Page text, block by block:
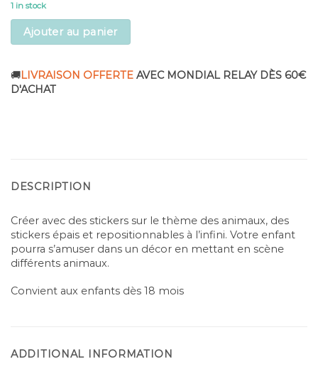
1 in stock
Ajouter au panier
🚚LIVRAISON OFFERTE AVEC MONDIAL RELAY DÈS 60€
D'ACHAT
DESCRIPTION
Créer avec des stickers sur le thème des animaux, des
stickers épais et repositionnables à l’infini. Votre enfant
pourra s’amuser dans un décor en mettant en scène
différents animaux.
Convient aux enfants dès 18 mois
ADDITIONAL INFORMATION